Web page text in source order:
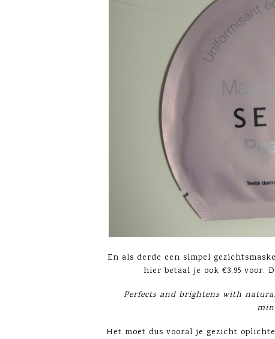
En als derde een simpel
hier betaal je ook €3.95 voor.
Perfects and brightens with
Het moet dus vooral je gezicht